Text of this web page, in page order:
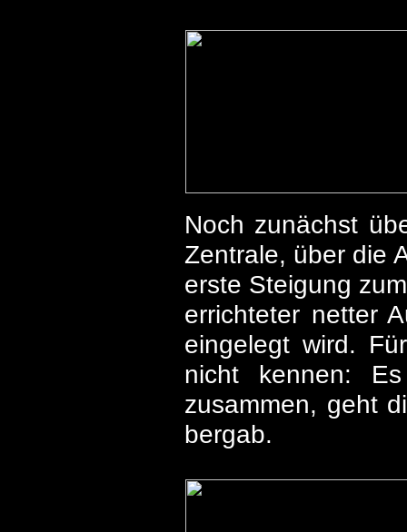
Noch zunächst
Zentrale, über die
erste Steigung
errichteter netter
eingelegt wird.
nicht kennen:
zusammen, geht
bergab.